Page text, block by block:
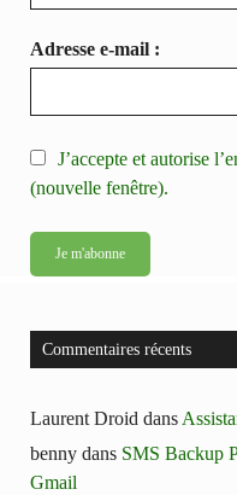
Adresse e-mail :
J’accepte et autorise
(nouvelle fenêtre).
Commentaires récents
Laurent Droid dans
benny dans SMS Backup
Gmail